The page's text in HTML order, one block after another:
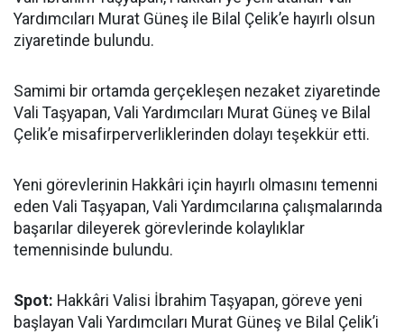
Yardımcıları Murat Güneş ile Bilal Çelik’e hayırlı olsun
ziyaretinde bulundu.
Samimi bir ortamda gerçekleşen nezaket ziyaretinde
Vali Taşyapan, Vali Yardımcıları Murat Güneş ve Bilal
Çelik’e misafirperverliklerinden dolayı teşekkür etti.
Yeni görevlerinin Hakkâri için hayırlı olmasını temenni
eden Vali Taşyapan, Vali Yardımcılarına çalışmalarında
başarılar dileyerek görevlerinde kolaylıklar
temennisinde bulundu.
Spot: Hakkâri Valisi İbrahim Taşyapan, göreve yeni
başlayan Vali Yardımcıları Murat Güneş ve Bilal Çelik’i